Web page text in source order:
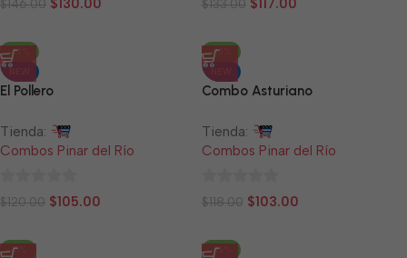
5
$146.00 $130.00
5
$133.00 $117.00
-13%
El Pollero
Tienda:
Combos Pinar del Río
0
5
$120.00 $105.00
-13%
Combo Asturiano
Tienda:
Combos Pinar del Río
0
5
$118.00 $103.00
-11%
-13%